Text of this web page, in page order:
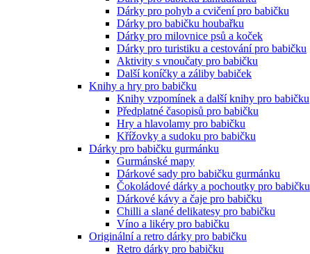
Dárky pro pohyb a cvičení pro babičku
Dárky pro babičku houbařku
Dárky pro milovnice psů a koček
Dárky pro turistiku a cestování pro babičku
Aktivity s vnoučaty pro babičku
Další koníčky a záliby babiček
Knihy a hry pro babičku
Knihy vzpomínek a další knihy pro babičku
Předplatné časopisů pro babičku
Hry a hlavolamy pro babičku
Křížovky a sudoku pro babičku
Dárky pro babičku gurmánku
Gurmánské mapy
Dárkové sady pro babičku gurmánku
Čokoládové dárky a pochoutky pro babičku
Dárkové kávy a čaje pro babičku
Chilli a slané delikatesy pro babičku
Víno a likéry pro babičku
Originální a retro dárky pro babičku
Retro dárky pro babičku